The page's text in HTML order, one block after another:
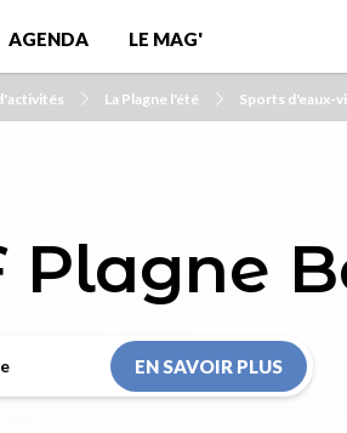
AGENDA LE MAG'
La Plagne l'été Sports d'eaux-
Plagne
EN SAVOIR PLUS